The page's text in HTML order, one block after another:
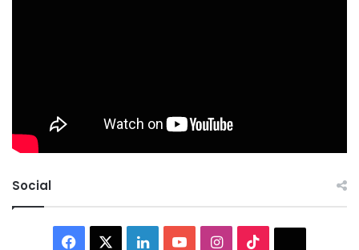
Social
Facebook LinkedInYouTubeInstagram